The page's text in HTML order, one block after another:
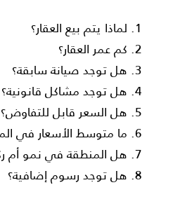
لماذا يتم بيع العقار؟
كم عمر العقار؟
هل توجد صيانة سابقة؟
هل توجد مشاكل قانونية؟
هل السعر قابل للتفاوض؟
ما متوسط الأسعار في
هل المنطقة في نمو أم
هل توجد رسوم إضافية؟